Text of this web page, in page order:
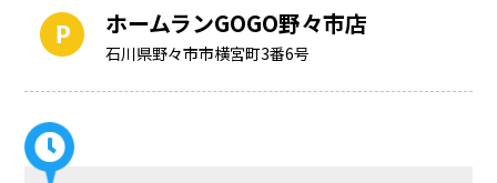
HOME
ホームランGOGO野々市店
石川県野々市市横宮町3番6号